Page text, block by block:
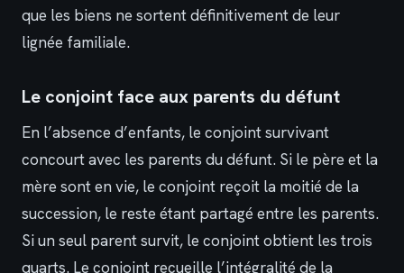
que les biens ne sortent définitivement de leur
lignée familiale.
Le conjoint face aux parents du défunt
En l’absence d’enfants, le conjoint survivant
concourt avec les parents du défunt. Si le père et la
mère sont en vie, le conjoint reçoit la moitié de la
succession, le reste étant partagé entre les parents.
Si un seul parent survit, le conjoint obtient les trois
quarts. Le conjoint recueille l’intégralité de la